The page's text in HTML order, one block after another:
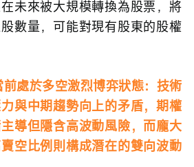
未來被大規模轉換為股票，將
數量，可能對現有股東的股權
前處於多空激烈博弈狀態：技術
與中期趨勢向上的矛盾，期權
導但隱含高波動風險，而龐大
空比例則構成潛在的雙向波動